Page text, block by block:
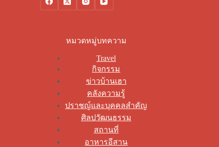
หมวดหมู่บทความ
Travel
กิจกรรม
ข่าวบ้านเฮา
คลังความรู้
ปราชญ์และบุคคลสำคัญ
ศิลปวัฒนธรรม
สถานที่
อาหารอีสาน